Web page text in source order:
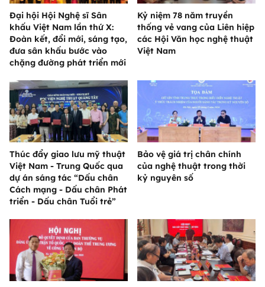
Đại hội Hội Nghệ sĩ Sân
khấu Việt Nam lần thứ X:
Đoàn kết, đổi mới, sáng tạo,
đưa sân khấu bước vào
chặng đường phát triển mới
Kỷ niệm 78 năm truyền
thống vẻ vang của Liên hiệp
các Hội Văn học nghệ thuật
Việt Nam
Thúc đẩy giao lưu mỹ thuật
Việt Nam - Trung Quốc qua
dự án sáng tác “Dấu chân
Cách mạng - Dấu chân Phát
triển - Dấu chân Tuổi trẻ”
Bảo vệ giá trị chân chính
của nghệ thuật trong thời
kỷ nguyên số